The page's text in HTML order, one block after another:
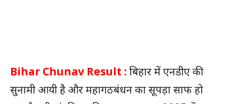
Bihar Chunav Result :बिहार में एनडीए की
सुनामी आयी है और महागठबंधन का सूपड़ा साफ हो